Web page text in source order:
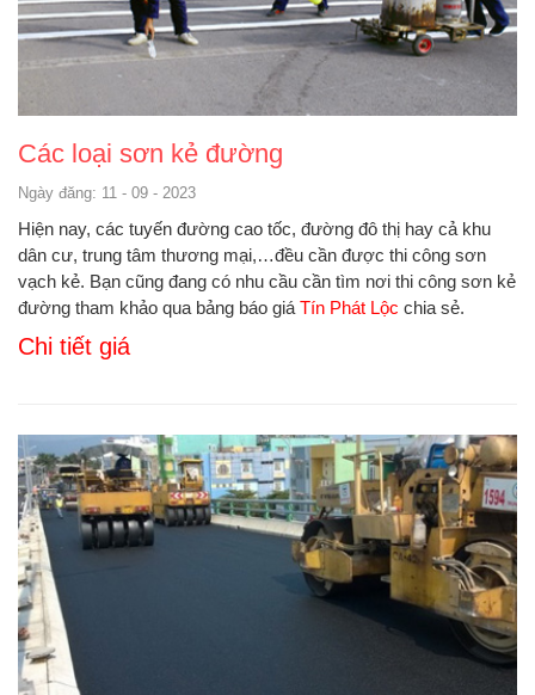
Các loại sơn kẻ đường
Ngày đăng: 11 - 09 - 2023
Hiện nay, các tuyến đường cao tốc, đường đô thị hay cả khu
dân cư, trung tâm thương mại,…đều cần được thi công sơn
vạch kẻ. Bạn cũng đang có nhu cầu cần tìm nơi thi công sơn kẻ
đường tham khảo qua bảng báo giá Tín Phát Lộc chia sẻ.
Chi tiết giá